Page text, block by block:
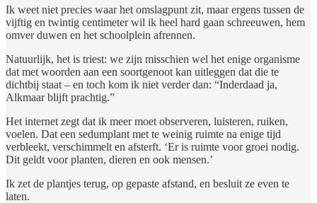
Ik weet niet precies waar het omslagpunt zit, maar ergens tussen de
vijftig en twintig centimeter wil ik heel hard gaan schreeuwen, hem
omver duwen en het schoolplein afrennen.
Natuurlijk, het is triest: we zijn misschien wel het enige organisme
dat met woorden aan een soortgenoot kan uitleggen dat die te
dichtbij staat – en toch kom ik niet verder dan: “Inderdaad ja,
Alkmaar blijft prachtig.”
Het internet zegt dat ik meer moet observeren, luisteren, ruiken,
voelen. Dat een sedumplant met te weinig ruimte na enige tijd
verbleekt, verschimmelt en afsterft. ‘Er is ruimte voor groei nodig.
Dit geldt voor planten, dieren en ook mensen.’
Ik zet de plantjes terug, op gepaste afstand, en besluit ze even te
laten.